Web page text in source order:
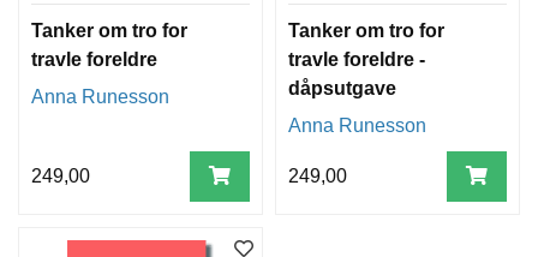
Tanker om tro for
travle foreldre
Anna Runesson
249,00
Tanker om tro for
travle foreldre -
dåpsutgave
Anna Runesson
249,00